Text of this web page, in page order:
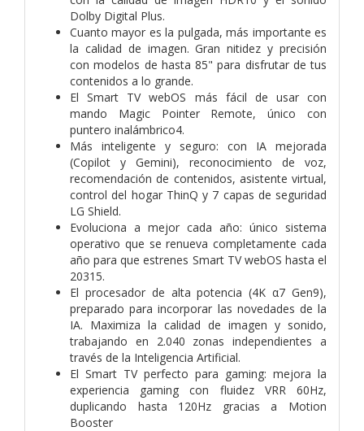
Dolby Digital Plus.
Cuanto mayor es la pulgada, más importante es
la calidad de imagen. Gran nitidez y precisión
con modelos de hasta 85" para disfrutar de tus
contenidos a lo grande.
El Smart TV webOS más fácil de usar con
mando Magic Pointer Remote, único con
puntero inalámbrico4.
Más inteligente y seguro: con IA mejorada
(Copilot y Gemini), reconocimiento de voz,
recomendación de contenidos, asistente virtual,
control del hogar ThinQ y 7 capas de seguridad
LG Shield.
Evoluciona a mejor cada año: único sistema
operativo que se renueva completamente cada
año para que estrenes Smart TV webOS hasta el
20315.
El procesador de alta potencia (4K α7 Gen9),
preparado para incorporar las novedades de la
IA. Maximiza la calidad de imagen y sonido,
trabajando en 2.040 zonas independientes a
través de la Inteligencia Artificial.
El Smart TV perfecto para gaming: mejora la
experiencia gaming con fluidez VRR 60Hz,
duplicando hasta 120Hz gracias a Motion
Booster